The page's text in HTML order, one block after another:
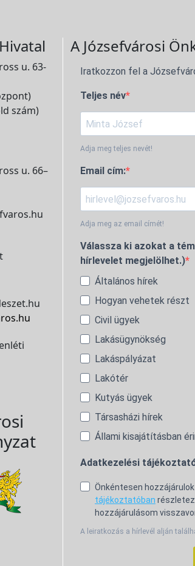
u. 63-
szám)
u. 66–
A Józsefvárosi
Iratkozzon fel a
Teljes név
Adja meg teljes nevét!
Email cím:
Adja meg az email címét!
Válassza ki azokat a
hírlevelet megjelölhet.)
Általános hírek
Hogyan vehetek részt
Civil ügyek
Lakásügynökség
Lakáspályázat
Lakótér
Kutyás ügyek
Társasházi hírek
Állami kisajátításban
Adatkezelési
Önkéntesen
tájékoztatóban
hozzájárulásom
A leiratkozás a hírlevél alján